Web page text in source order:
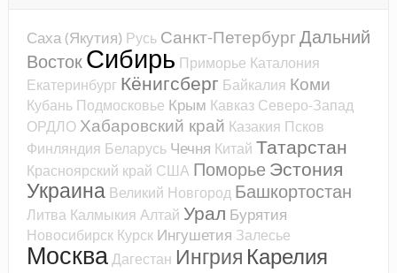
Саха (Якутия) Русь Санкт-ПетербургДальний
ВостокСибирь Приморье Каталония
Екатеринбург Кёнигсберг Байкалия Коми
Кубань Подмосковье Крым Кавказ Северо-Запад
ОРДЛО Хабаровский край Казакия Псков
Финляндия Беларусь Чечня Китай Татарстан
Красноярский край США ПоморьеЭстония
Украина Великий Новгород Башкортостан
Литва Калмыкия Алтай Урал Бурятия
Новосибирск Курск Ингушетия Залесье
МоскваДагестан Ингрия Карелия